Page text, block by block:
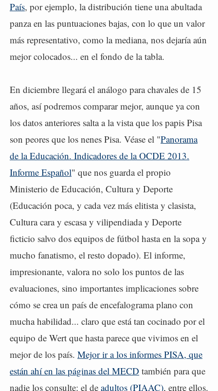
País, por ejemplo, la distribución tiene una abultada
panza en las puntuaciones bajas, con lo que un valor
más representativo, como la mediana, nos dejaría aún
mejor colocados... en el fondo de la tabla.
En diciembre llegará el análogo para chavales de 15
años, así podremos comparar mejor, aunque ya con
los datos anteriores salta a la vista que los papis Pisa
son peores que los nenes Pisa. Véase el "Panorama
de la Educación. Indicadores de la OCDE 2013.
Informe Español" que nos guarda el propio
Ministerio de Educación, Cultura y Deporte
(Educación poca, y cada vez más elitista y clasista,
Cultura cara y escasa y vilipendiada y Deporte
ficticio salvo dos equipos de fútbol hasta en la sopa y
mucho fanatismo, el resto dopado). El informe,
impresionante, valora no solo los puntos de las
evaluaciones, sino importantes implicaciones sobre
cómo se crea un país de encefalograma plano con
mucha habilidad... claro que está tan cocinado por el
equipo de Wert que hasta parece que vivimos en el
mejor de los país. Mejor ir a los informes PISA, que
están ahí en las páginas del MECD también para que
nadie los consulte: el de adultos (PIAAC), entre ellos.